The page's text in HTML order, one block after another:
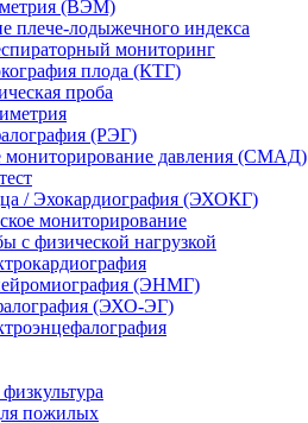
(ВЭМ)
плече-лодыжечного индекса
мониторинг
плода (КТГ)
проба
(РЭГ)
мониторирование давления (СМАД)
/ Эхокардиография (ЭХОКГ)
мониторирование
с физической нагрузкой
(ЭНМГ)
(ЭХО-ЭГ)
пожилых